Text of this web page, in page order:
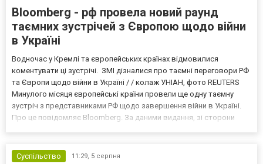
Bloomberg - рф провела новий раунд
таємних зустрічей з Європою щодо війни
в Україні
Водночас у Кремлі та європейських країнах відмовилися
коментувати ці зустрічі. ЗМІ дізналися про таємні переговори РФ
та Європи щодо війни в Україні / / колаж УНІАН, фото REUTERS
Минулого місяця європейські країни провели ще одну таємну
зустріч з представниками РФ щодо завершення війни в Україні.
Про це повідомляє Bloomberg. За даними видання, зі сторони
Суспільство
11:29, 5 серпня